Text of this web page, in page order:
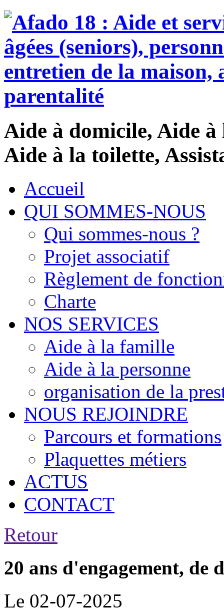
Aide à domicile, Aide
Aide à la toilette,
Accueil
QUI SOMMES-NOUS
Qui sommes-nous ?
Projet associatif
Règlement de
Charte
NOS SERVICES
Aide à la famille
Aide à la personne
organisation de la
NOUS REJOINDRE
Parcours et formations
Plaquettes métiers
ACTUS
CONTACT
Retour
20 ans d'engagement, de
Le 02-07-2025